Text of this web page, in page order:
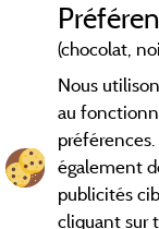
(chocolat,
Nous
au
également
publicités
cliquant sur